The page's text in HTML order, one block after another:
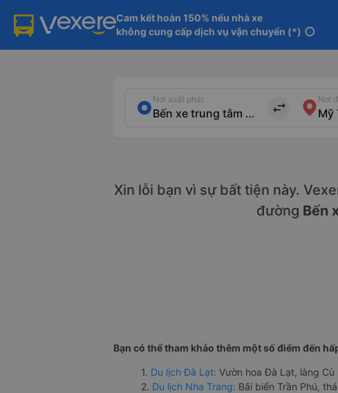
Cam kết hoàn 150% nếu nhà xe
không cung cấp dịch vụ vận chuyển (*) info
Nơi xuất phát
import_export
Nơi
Xin lỗi bạn vì sự bất tiện này.
đường Bến
Bạn có thể tham khảo thêm một số điểm đến
1. Du lịch Đà Lạt: Vườn hoa Đà Lạt, làng
2. Du lịch Nha Trang: Bãi biển Trần Phú,